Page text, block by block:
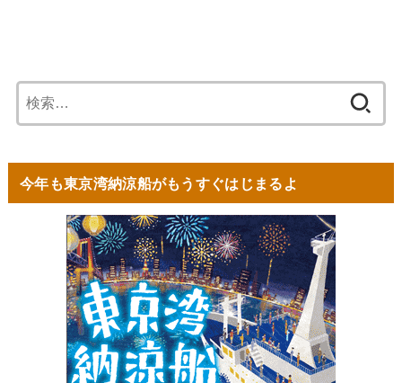
索:
今年も東京湾納涼船がもうすぐはじまるよ